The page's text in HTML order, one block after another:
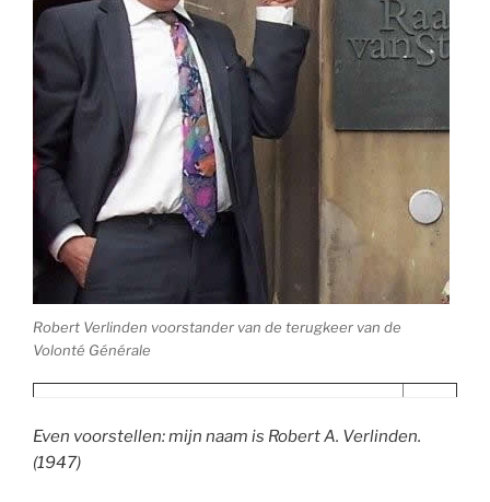
Robert Verlinden voorstander van de terugkeer van de
Volonté Générale
Even voorstellen: mijn naam is Robert A. Verlinden.
(1947)